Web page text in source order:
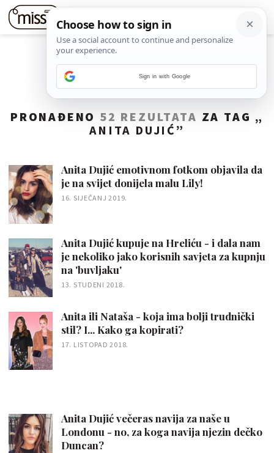
PRONAĐENO 52 REZULTATA ZA TAG „
ANITA DUJIĆ ”
Anita Dujić emotivnom fotkom objavila da
je na svijet donijela malu Lily!
16. SIJEČANJ 2019.
Anita Dujić kupuje na Hreliću - i dala nam
je nekoliko jako korisnih savjeta za kupnju
na 'buvljaku'
13. STUDENI 2018.
Anita ili Nataša - koja ima bolji trudnički
stil? I... Kako ga kopirati?
17. LISTOPAD 2018.
Anita Dujić večeras navija za naše u
Londonu - no, za koga navija njezin dečko
Duncan?
Sign in with Google